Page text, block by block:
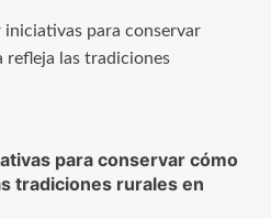
para conservar cómo
tradiciones rurales en